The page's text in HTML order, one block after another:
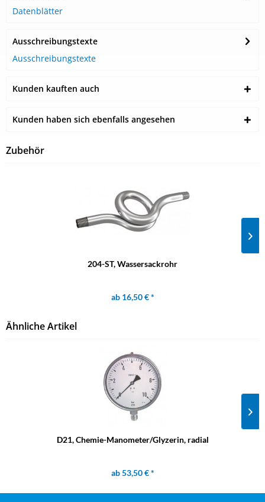
Datenblätter
Ausschreibungstexte
Ausschreibungstexte
Kunden kauften auch
Kunden haben sich ebenfalls angesehen
Zubehör
204-ST, Wassersackrohr
ab 16,50 € *
Ähnliche Artikel
D21, Chemie-Manometer/Glyzerin, radial
ab 53,50 € *